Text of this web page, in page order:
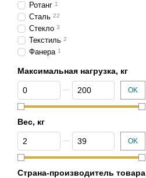
Ротанг 1
Сталь 22
Стекло 3
Текстиль 2
Фанера 1
Максимальная нагрузка, кг
От Максимальная нагрузка, кг
До Максимальная нагрузка, кгOK
Вес, кг
От Вес, кг
До Вес, кг OK
Страна-производитель товара